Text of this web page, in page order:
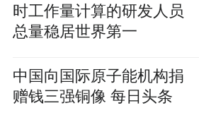
时工作量计算的研发人员
总量稳居世界第一
中国向国际原子能机构捐
赠钱三强铜像 每日头条